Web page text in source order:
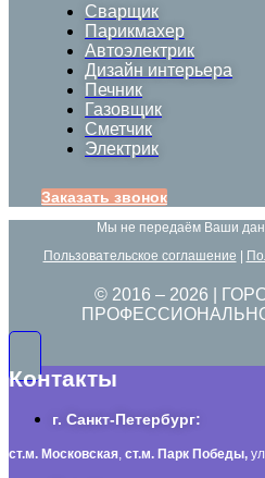
Сварщик
Парикмахер
Автоэлектрик
Дизайн интерьера
Печник
Газовщик
Сметчик
Электрик
Заказать звонок
Мы не передаём Ваши
Пользовательское соглашение |
© 2016 – 2026 |
Контакты
г. Санкт-Петербург:
ст.м. Московская, ст.м. Парк Победы,